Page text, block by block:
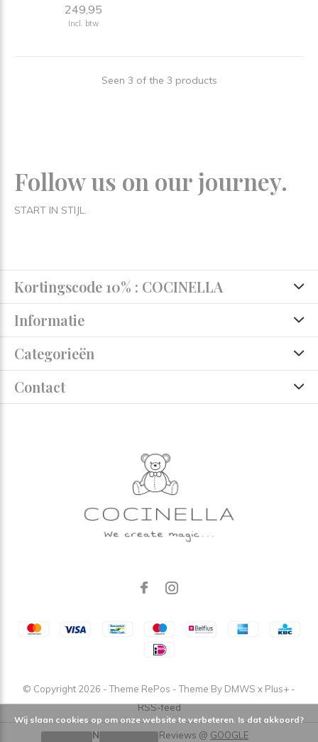
249,95
Incl. btw
Seen 3 of the 3 products
Follow us on our journey.
START IN STIJL.
Kortingscode 10% : COCINELLA
Informatie
Categorieën
Contact
© Copyright 2026 - Theme RePos - Theme By DMWS x Plus+ -
RSS-feed
COCINELLA/5-4,9Reviews @ GOOGLE
Wij slaan cookies op om onze website te verbeteren. Is dat akkoord?